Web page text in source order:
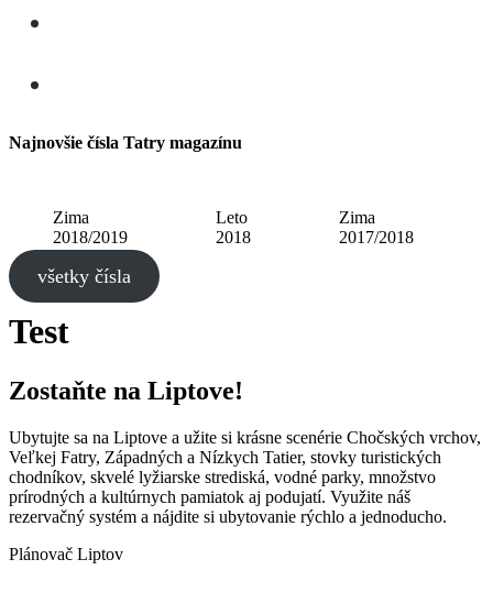
Najnovšie čísla Tatry magazínu
Zima
2018/2019
Leto
2018
Zima
2017/2018
všetky čísla
Test
Zostaňte na Liptove!
Ubytujte sa na Liptove a užite si krásne scenérie Chočských vrchov,
Veľkej Fatry, Západných a Nízkych Tatier, stovky turistických
chodníkov, skvelé lyžiarske strediská, vodné parky, množstvo
prírodných a kultúrnych pamiatok aj podujatí. Využite náš
rezervačný systém a nájdite si ubytovanie rýchlo a jednoducho.
Plánovač Liptov